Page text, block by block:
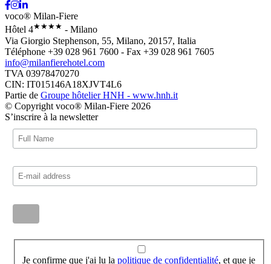
voco® Milan-Fiere
Hôtel 4★★★★ - Milano
Via Giorgio Stephenson, 55, Milano, 20157, Italia
Téléphone +39 028 961 7600 - Fax +39 028 961 7605
info@milanfierehotel.com
TVA 03978470270
CIN: IT015146A18XJVT4L6
Partie de Groupe hôtelier HNH - www.hnh.it
© Copyright voco® Milan-Fiere 2026
S’inscrire à la newsletter
Je confirme que j'ai lu la politique de confidentialité, et que je